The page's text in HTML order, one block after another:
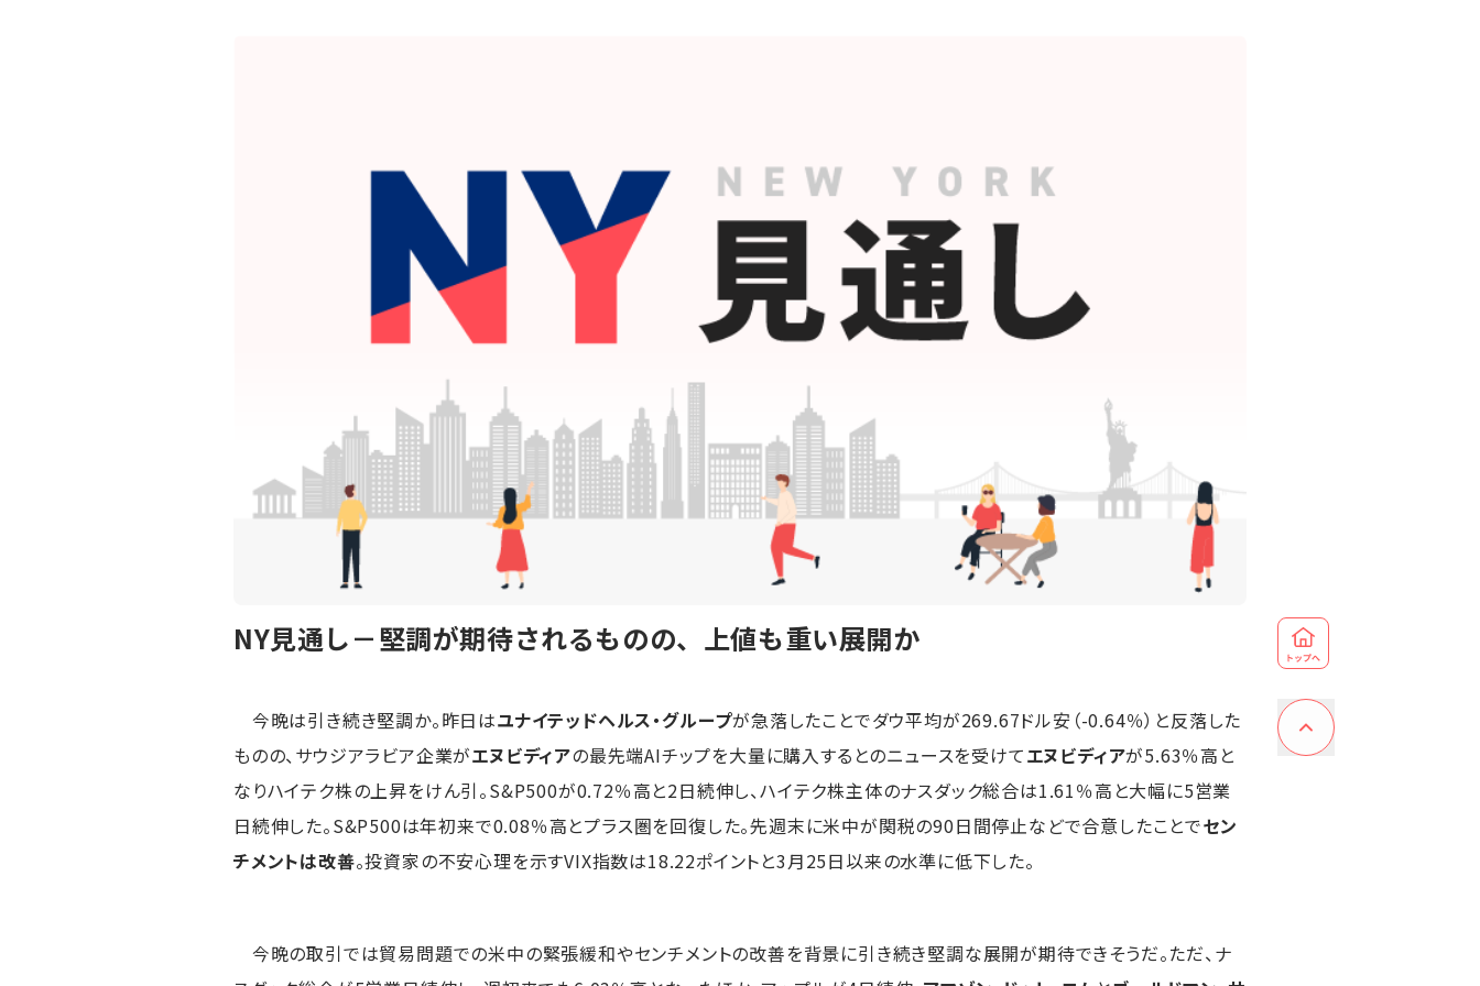
NY見通し－堅調が期待されるものの、上値も重い展開か
今晩は引き続き堅調か。昨日はユナイテッドヘルス・グループが急落したことでダウ平均が269.67ドル安（-0.64％）と反落した
ものの、サウジアラビア企業がエヌビディアの最先端AIチップを大量に購入するとのニュースを受けてエヌビディアが5.63％高と
なりハイテク株の上昇をけん引。S&P500が0.72％高と2日続伸し、ハイテク株主体のナスダック総合は1.61％高と大幅に5営業
日続伸した。S&P500は年初来で0.08％高とプラス圏を回復した。先週末に米中が関税の90日間停止などで合意したことでセン
チメントは改善。投資家の不安心理を示すVIX指数は18.22ポイントと3月25日以来の水準に低下した。
今晩の取引では貿易問題での米中の緊張緩和やセンチメントの改善を背景に引き続き堅調な展開が期待できそうだ。ただ、ナ